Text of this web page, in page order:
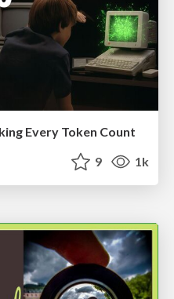
Every Token Count
9 1k